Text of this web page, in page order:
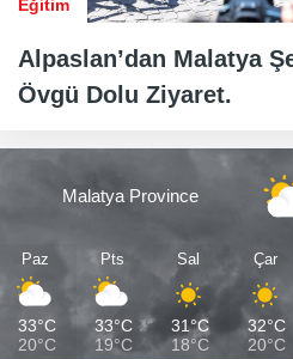
Eğitim
Alpaslan’dan Malatya
Övgü Dolu Ziyaret.
Malatya Province
Paz
33°C
20°C
Pts
33°C
19°C
Sal
31°C
18°C
Çar
32°C
20°C